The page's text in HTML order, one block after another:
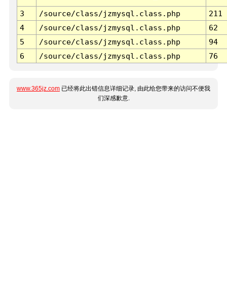
3 /source/class/jzmysql.class.php
211
4
/source/class/jzmysql.class.php
62
5
/source/class/jzmysql.class.php
94
6
/source/class/jzmysql.class.php 76
www.365jz.com 已经将此出错信息详细记录, 由此给您带来的访问不便我
们深感歉意.